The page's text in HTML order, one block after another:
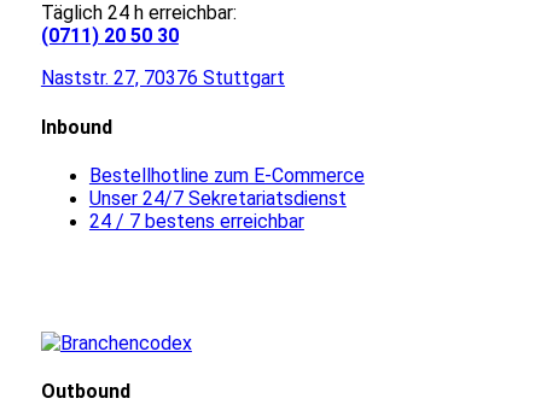
Täglich 24 h erreichbar:
(0711) 20 50 30
Naststr. 27, 70376 Stuttgart
Inbound
Bestellhotline zum E-Commerce
Unser 24/7 Sekretariatsdienst
24 / 7 bestens erreichbar
Outbound